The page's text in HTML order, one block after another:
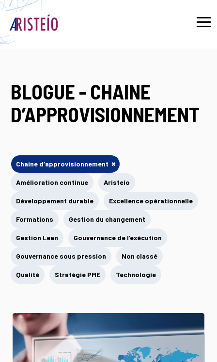
BLOGUE - CHAINE
D’APPROVISIONNEMENT
Chaine d’approvisionnement ×
Amélioration continue Aristeío
Développement durable Excellence opérationnelle
Formations Gestion du changement
Gestion Lean Gouvernance de l’exécution
Gouvernance sous pression Non classé
Qualité Stratégie PME Technologie